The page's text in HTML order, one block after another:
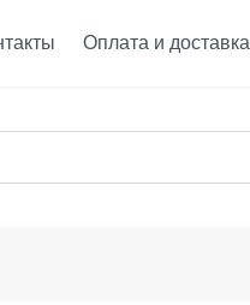
Оплата и доставка